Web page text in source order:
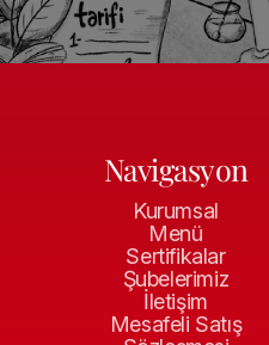
Navigasyon
Kurumsal
Menü
Sertifikalar
Şubelerimiz
İletişim
Mesafeli Satış